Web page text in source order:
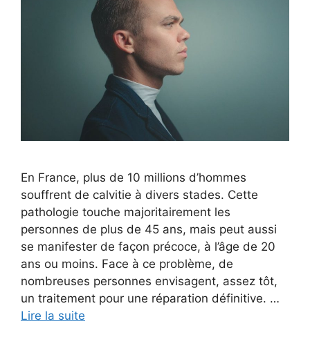
En France, plus de 10 millions d’hommes
souffrent de calvitie à divers stades. Cette
pathologie touche majoritairement les
personnes de plus de 45 ans, mais peut aussi
se manifester de façon précoce, à l’âge de 20
ans ou moins. Face à ce problème, de
nombreuses personnes envisagent, assez tôt,
un traitement pour une réparation définitive. …
Lire la suite